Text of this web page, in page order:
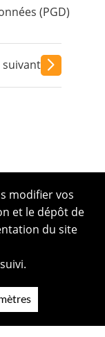
(PGD)
modifier vos
et le dépôt de
du site